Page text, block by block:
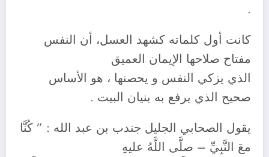
.
كانت أول كلماته كشهد العسل، أن النفس
مفتاح صلاحها الإيمان العميق
الذي يزكي النفس و يحصنها ، هو الأساس
صحيح الذي يرفع به بنيان البيت .
يقول الصحابي الجليل جندب بن عبد الله : ” كُنَّا
معَ النَّبِيِّ – صلَّى اللَّهُ عليهِ